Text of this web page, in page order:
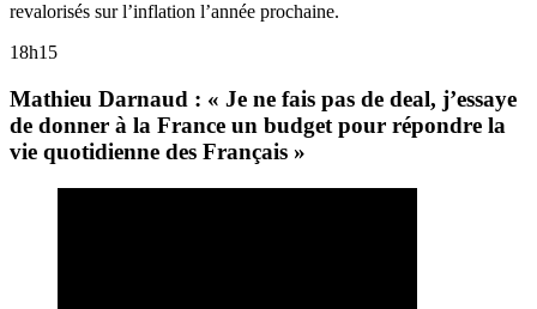
revalorisés sur l’inflation l’année prochaine.
18h15
Mathieu Darnaud : « Je ne fais pas de deal, j’essaye
de donner à la France un budget pour répondre la
vie quotidienne des Français »